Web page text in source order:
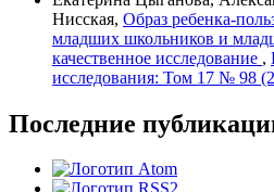
Нисская, Образ ребенка-
младших школьников и
качественное исследование ,
исследования: Том 17 № 98
Последние